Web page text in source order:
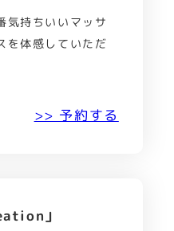
気持ちいいマッサ
を体感していただ
>> 予約する
」